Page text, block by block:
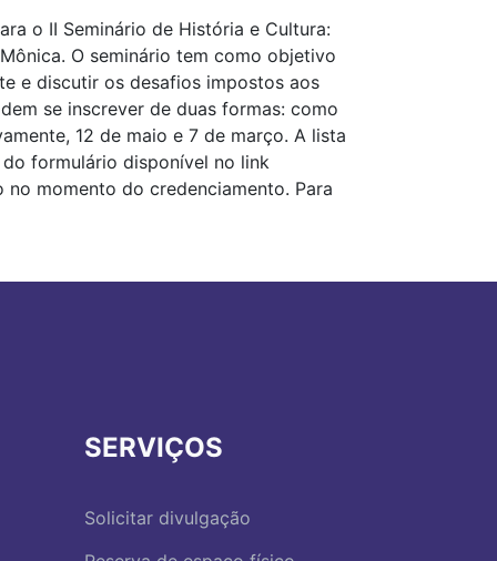
o II Seminário de História e Cultura:
O seminário tem como objetivo
e discutir os desafios impostos aos
se inscrever de duas formas: como
12 de maio e 7 de março. A lista
formulário disponível no link
momento do credenciamento. Para
SERVIÇOS
Solicitar divulgação